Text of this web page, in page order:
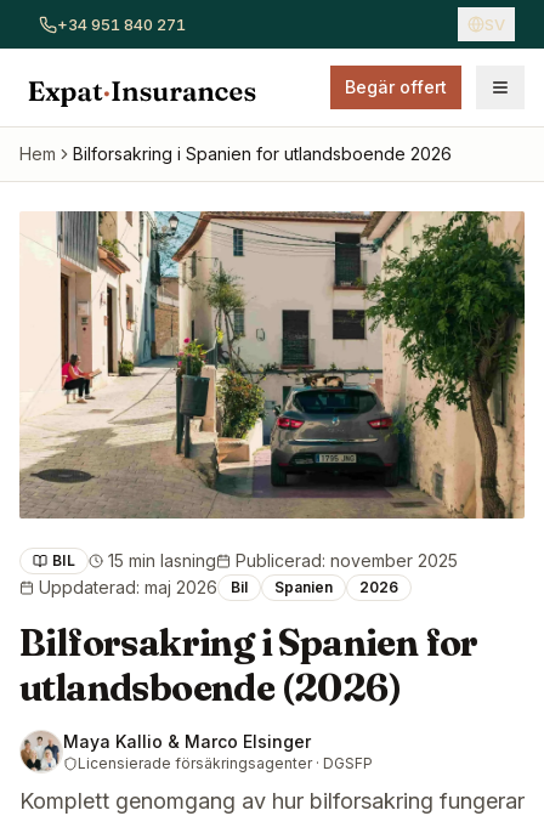
+34 951 840 271 SV
Begär offert
Visa alla försäkringar Bilförsäkring Hemförsäkring
Hem Bilforsakring i Spanien for utlandsboende 2026
BIL 15 min lasning Publicerad: november 2025
Uppdaterad: maj 2026 Bil Spanien 2026
Bilforsakring i Spanien for
utlandsboende (2026)
Maya Kallio & Marco Elsinger
Licensierade försäkringsagenter · DGSFP
Komplett genomgang av hur bilforsakring fungerar